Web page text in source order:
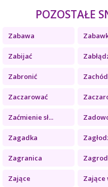
POZOSTAŁE
Zabawa
Zabijać
Zabronić Zachód
Zaczarować
Zaćmienie sł...
Zagadka
Zagranica
Zające Zające